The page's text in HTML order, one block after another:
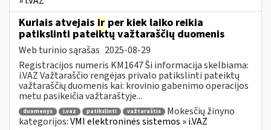
Kuriais atvejais ir per kiek laiko reikia
patikslinti pateiktų važtaraščių duomenis
Web turinio sąrašas 2025-08-29
Registracijos numeris KM1647 Ši informacija skelbiama:
i.VAZ Važtaraščio rengėjas privalo patikslinti pateiktų
važtaraščių duomenis kai: krovinio gabenimo operacijos
metu pasikeičia važtaraštyje...
duomenys i.vaz patikslinti važtaraštis
Mokesčių žinyno
kategorijos:VMI elektroninės sistemos » i.VAZ